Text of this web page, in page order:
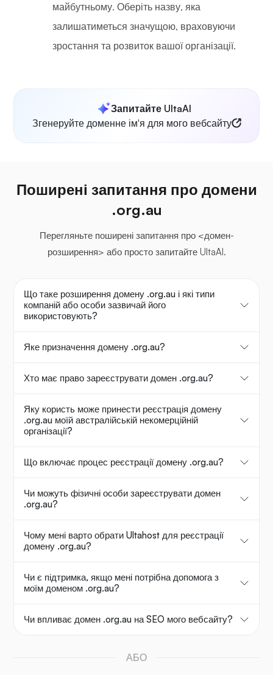
майбутньому. Оберіть назву, яка
залишатиметься значущою, враховуючи
зростання та розвиток вашої організації.
Запитайте UltaAI
Згенеруйте доменне ім'я для мого вебсайту
Поширені запитання про домени
.org.au
Перегляньте поширені запитання про <домен-
розширення> або просто запитайте UltaAI.
Що таке розширення домену .org.au і які типи
компаній або особи зазвичай його
використовують?
Яке призначення домену .org.au?
Хто має право зареєструвати домен .org.au?
Яку користь може принести реєстрація домену
.org.au моїй австралійській некомерційній
організації?
Що включає процес реєстрації домену .org.au?
Чи можуть фізичні особи зареєструвати домен
.org.au?
Чому мені варто обрати Ultahost для реєстрації
домену .org.au?
Чи є підтримка, якщо мені потрібна допомога з
моїм доменом .org.au?
Чи впливає домен .org.au на SEO мого вебсайту?
АБО